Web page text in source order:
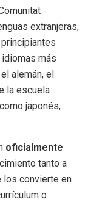
extranjeras,
más
alemán, el
la escuela
japonés,
oficialmente
tanto a
los convierte en
o